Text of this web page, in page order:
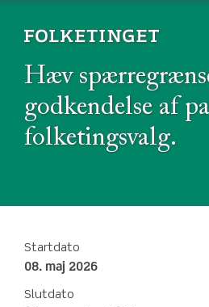
Hæv
godkendelse af
folketingsvalg.
Startdato
08. maj 2026
Slutdato